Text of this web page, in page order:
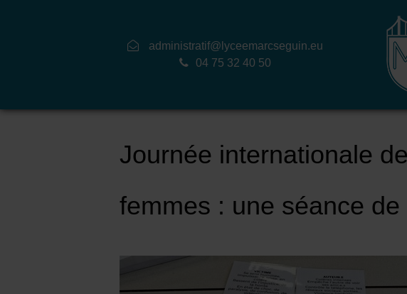
administratif@lyceemarcseguin.eu
04 75 32 40 50
Journée internationale
femmes : une séance